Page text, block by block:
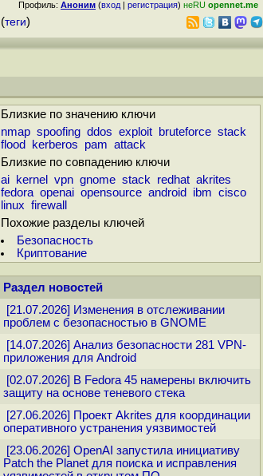
Профиль: Аноним (вход | регистрация) неRU opennet.me
(теги)
Близкие по значению ключи
nmap spoofing ddos exploit bruteforce stack
flood
kerberos pam attack
Близкие по совпадению ключи
ai
kernel vpn gnome stack redhat akrites
fedora openai opensource android ibm cisco
linux firewall
Похожие разделы ключей
Безопасность
Криптование
Раздел новостей
[21.07.2026] Изменения в отслеживании
проблем с безопасностью в GNOME
[14.07.2026] Анализ безопасности 281 VPN-
приложения для Android
[02.07.2026] В Fedora 45 намерены включить
защиту на основе теневого стека
[27.06.2026] Проект Akrites для координации
оперативного устранения уязвимостей
[23.06.2026] OpenAI запустила инициативу
Patch the Planet для поиска и исправления